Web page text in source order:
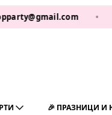
•
🎉 ПРАЗНИЦИ И